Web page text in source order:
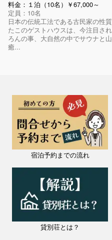
料金：１泊（10名）￥67,000～
定員：10名
日本の伝統工法である古民家の性
たこのゲストハウスは、今注目さ
ろんの事、大自然の中でサウナと
癒...
宿泊予約までの流れ
貸別荘とは？